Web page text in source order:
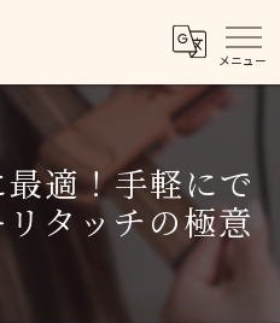
適！手軽にで
タッチの極意